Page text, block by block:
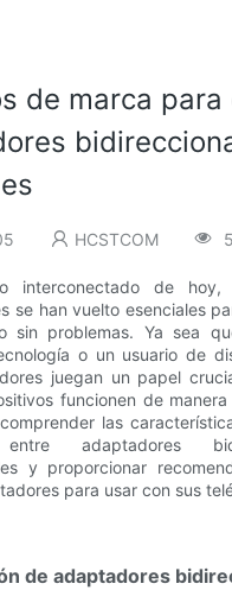
de marca
HCSTCOM
interconectado de hoy,
se han vuelto esenciales
sin problemas. Ya sea
o un usuario de
juegan un papel
funcionen de
las
entre adaptadores
y proporcionar
para usar con sus
de adaptadores